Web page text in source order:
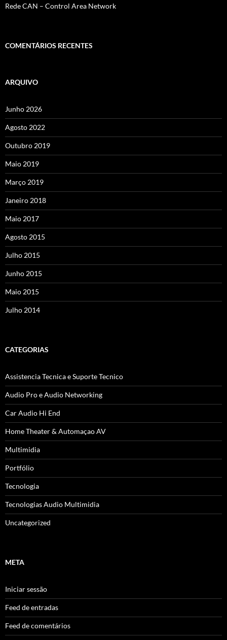
Rede CAN – Control Area Network
COMENTÁRIOS RECENTES
ARQUIVO
Junho 2026
Agosto 2022
Outubro 2019
Maio 2019
Março 2019
Janeiro 2018
Maio 2017
Agosto 2015
Julho 2015
Junho 2015
Maio 2015
Julho 2014
CATEGORIAS
Assistencia Tecnica e Suporte Tecnico
Audio Pro e Audio Networking
Car Audio Hi End
Home Theater & Automaçao AV
Multimidia
Portfólio
Tecnologia
Tecnologias Audio Multimidia
Uncategorized
META
Iniciar sessão
Feed de entradas
Feed de comentários